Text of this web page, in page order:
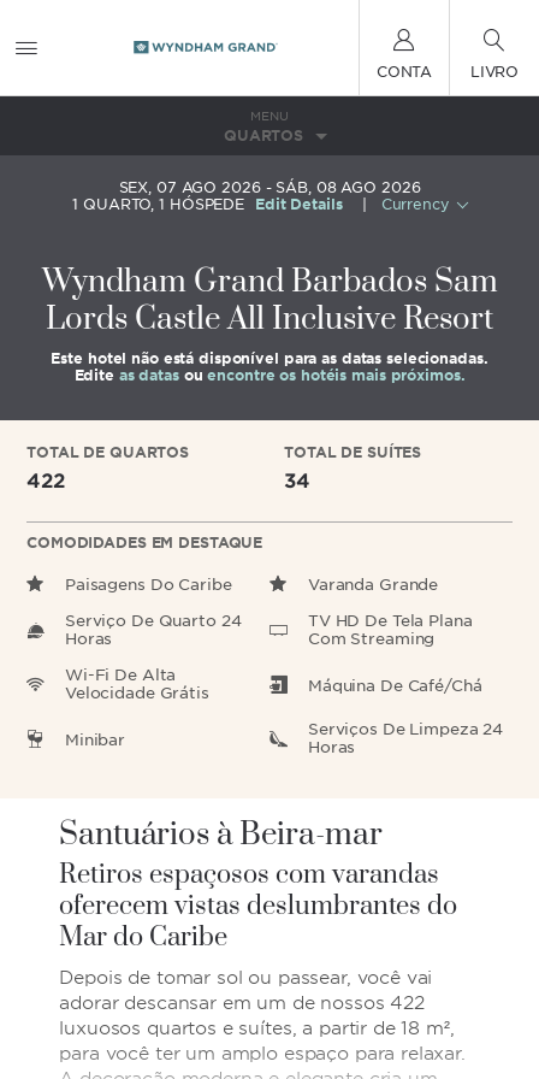
CONTA LIVRO
MENU
QUARTOS
SEX, 07 AGO 2026
SÁB, 08 AGO 2026
1 QUARTO,1 HÓSPEDE Edit Details Currency
Wyndham Grand Barbados Sam
Lords Castle All Inclusive Resort
Este hotel não está disponível para as datas selecionadas.
Edite as datasouencontre os hotéis mais próximos.
TOTAL DE QUARTOS TOTAL DE SUÍTES
422 34
COMODIDADES EM DESTAQUE
Paisagens Do Caribe
Varanda Grande
Serviço De Quarto 24
Horas
TV HD De Tela Plana
Com Streaming
Wi-Fi De Alta
Velocidade Grátis
Máquina De Café/Chá
Minibar
Serviços De Limpeza 24
Horas
Santuários à Beira-mar
Retiros espaçosos com varandas
oferecem vistas deslumbrantes do
Mar do Caribe
Depois de tomar sol ou passear, você vai
adorar descansar em um de nossos 422
luxuosos quartos e suítes, a partir de 18 m²,
para você ter um amplo espaço para relaxar.